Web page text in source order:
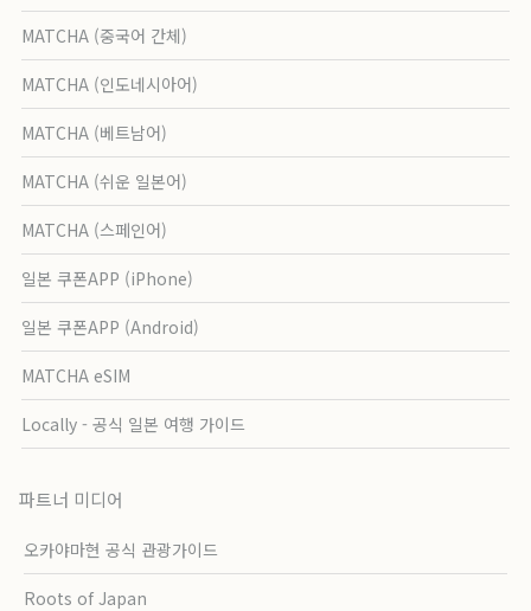
MATCHA (중국어 간체)
MATCHA (인도네시아어)
MATCHA (베트남어)
MATCHA (쉬운 일본어)
MATCHA (스페인어)
일본 쿠폰APP (iPhone)
일본 쿠폰APP (Android)
MATCHA eSIM
Locally - 공식 일본 여행 가이드
파트너 미디어
오카야마현 공식 관광가이드
Roots of Japan